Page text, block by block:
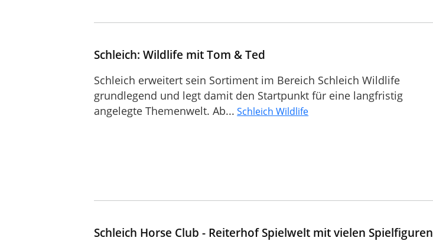
Schleich: Wildlife mit Tom & Ted
Schleich erweitert sein Sortiment im Bereich Schleich Wildlife
grundlegend und legt damit den Startpunkt für eine langfristig
angelegte Themenwelt. Ab... Schleich Wildlife
Schleich Horse Club - Reiterhof Spielwelt mit vielen Spielfiguren